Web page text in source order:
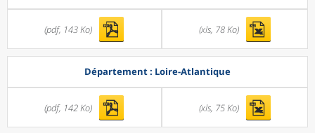
(pdf, 143 Ko) (xls, 78 Ko)
Département : Loire-Atlantique
(pdf, 142 Ko) (xls, 75 Ko)